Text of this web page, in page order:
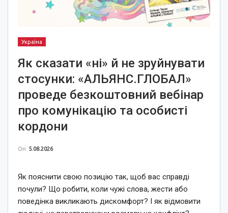
Україна
Як сказати «ні» й не зруйнувати
стосунки: «АЛЬЯНС.ГЛОБАЛ»
проведе безкоштовний вебінар
про комунікацію та особисті
кордони
On 5.08.2026
Як пояснити свою позицію так, щоб вас справді
почули? Що робити, коли чужі слова, жести або
поведінка викликають дискомфорт? І як відмовити